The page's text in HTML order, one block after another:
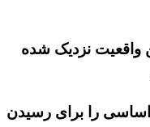
واقعیت نزدیک شده
را برای رسیدن